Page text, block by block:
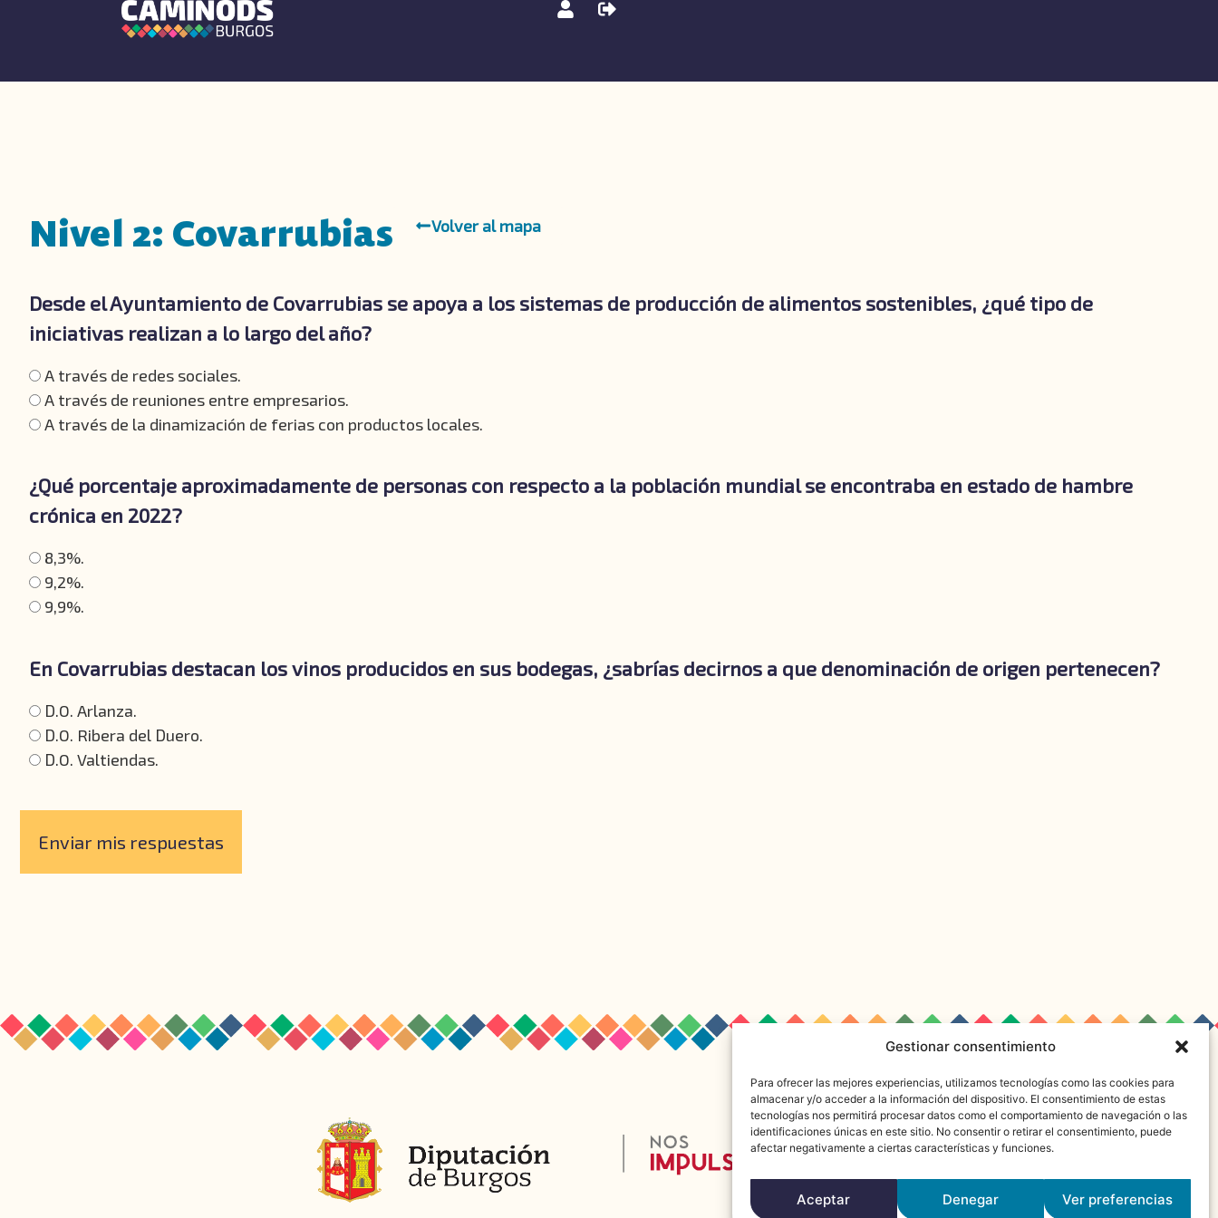
Gestionar consentimiento
Para ofrecer las mejores experiencias, utilizamos tecnologías como las cookies para
almacenar y/o acceder a la información del dispositivo. El consentimiento de estas
tecnologías nos permitirá procesar datos como el comportamiento de navegación o las
identificaciones únicas en este sitio. No consentir o retirar el consentimiento, puede
afectar negativamente a ciertas características y funciones.
Aceptar Denegar Ver preferencias
Nivel 2: Covarrubias Volver al mapa
Desde el Ayuntamiento de Covarrubias se apoya a los sistemas de producción de alimentos sostenibles, ¿qué tipo de
iniciativas realizan a lo largo del año?
A través de redes sociales.
A través de reuniones entre empresarios.
A través de la dinamización de ferias con productos locales.
¿Qué porcentaje aproximadamente de personas con respecto a la población mundial se encontraba en estado de hambre
crónica en 2022?
8,3%.
9,2%.
9,9%.
En Covarrubias destacan los vinos producidos en sus bodegas, ¿sabrías decirnos a que denominación de origen pertenecen?
D.O. Arlanza.
D.O. Ribera del Duero.
D.O. Valtiendas.
Enviar mis respuestas